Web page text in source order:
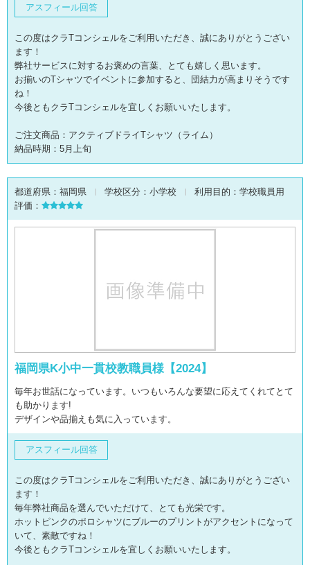
アスフィール回答
この度はクラTコンシェルをご利用いただき、誠にありがとうござい
ます！
弊社サービスに対するお褒めの言葉、とても嬉しく思います。
お揃いのTシャツでイベントに参加すると、団結力が高まりそうです
ね！
今後ともクラTコンシェルを宜しくお願いいたします。
ご注文商品：アクティブドライTシャツ（ライム）
納品時期：5月上旬
都道府県： 福岡県 学校区分： 小学校 利用目的： 学校職員用
評価：
福岡県K小中一貫校教職員様【2024】
毎年お世話になっています。いつもいろんな要望に応えてくれてとて
も助かります!
デザインや品揃えも気に入っています。
アスフィール回答
この度はクラTコンシェルをご利用いただき、誠にありがとうござい
ます！
毎年弊社商品を選んでいただけて、とても光栄です。
ホットピンクのポロシャツにブルーのプリントがアクセントになって
いて、素敵ですね！
今後ともクラTコンシェルを宜しくお願いいたします。